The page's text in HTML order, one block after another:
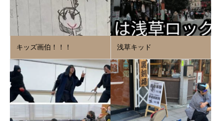
キッズ画伯！！！ 浅草キッド